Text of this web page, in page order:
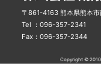
〒861-4163 熊本県熊本
Tel ：096-357-2341
Fax：096-357-2344
Copyright © 2010